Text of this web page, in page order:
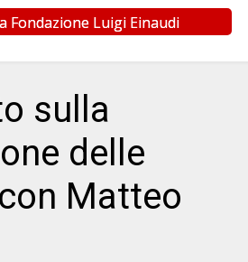
Fondazione Luigi Einaudi
sulla
delle
Matteo